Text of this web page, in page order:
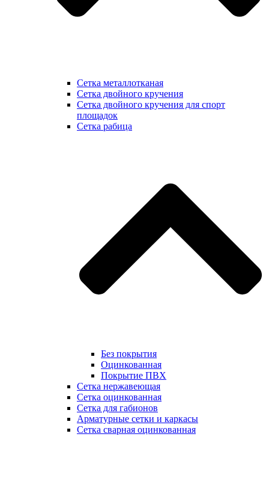
Сетка металлотканая
Сетка двойного кручения
Сетка двойного кручения для спорт
площадок
Сетка рабица
Без покрытия
Оцинкованная
Покрытие ПВХ
Сетка нержавеющая
Сетка оцинкованная
Сетка для габионов
Арматурные сетки и каркасы
Сетка сварная оцинкованная